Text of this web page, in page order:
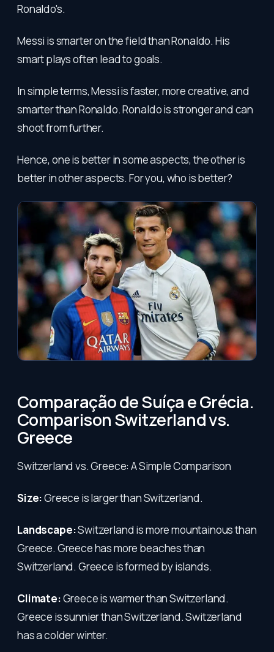
Ronaldo's.
Messi is smarter on the field than Ronaldo. His
smart plays often lead to goals.
In simple terms, Messi is faster, more creative, and
smarter than Ronaldo. Ronaldo is stronger and can
shoot from further.
Hence, one is better in some aspects, the other is
better in other aspects. For you, who is better?
Comparação de Suíça e Grécia.
Comparison Switzerland vs.
Greece
Switzerland vs. Greece: A Simple Comparison
Size:Greece is larger than Switzerland.
Landscape:Switzerland is more mountainous than
Greece. Greece has more beaches than
Switzerland. Greece is formed by islands.
Climate:Greece is warmer than Switzerland.
Greece is sunnier than Switzerland. Switzerland
has a colder winter.